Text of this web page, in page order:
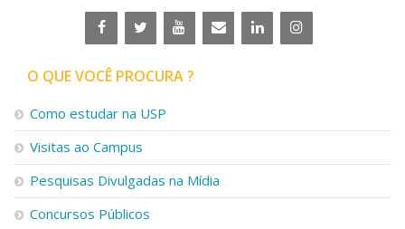
O QUE VOCÊ PROCURA ?
Como estudar na USP
Visitas ao Campus
Pesquisas Divulgadas na Mídia
Concursos Públicos